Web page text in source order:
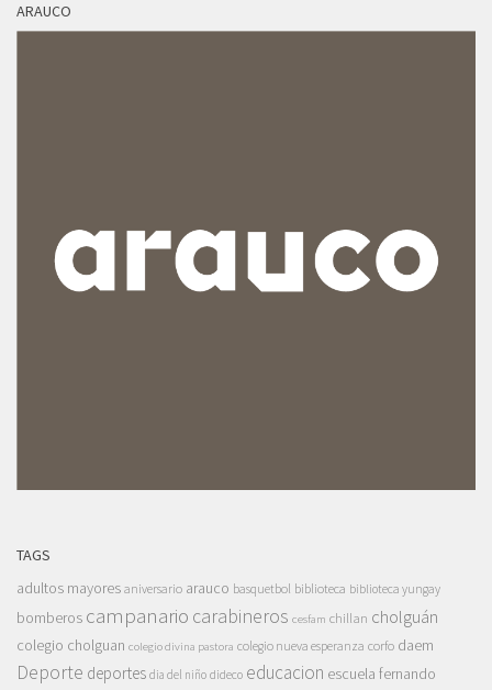
ARAUCO
TAGS
adultos mayores aniversario arauco basquetbol biblioteca biblioteca yungay
bomberos campanario carabineros cesfam chillan cholguán
colegio cholguan colegio divina pastora colegio nueva esperanza corfo daem
Deporte deportes dia del niño dideco educacion escuela fernando